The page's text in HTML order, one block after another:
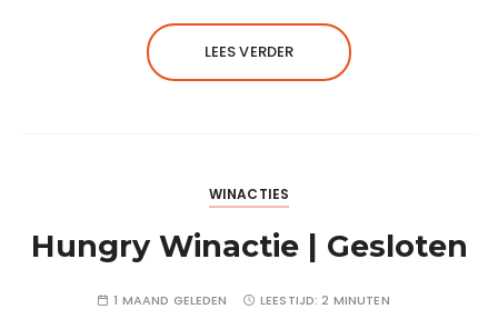
LEES VERDER
WINACTIES
Hungry Winactie | Gesloten
1 MAAND GELEDEN LEESTIJD:2 MINUTEN